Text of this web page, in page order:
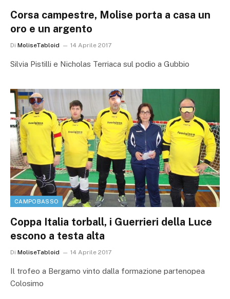
Corsa campestre, Molise porta a casa un
oro e un argento
Di MoliseTabloid 14 Aprile 2017
Silvia Pistilli e Nicholas Terriaca sul podio a Gubbio
CAMPOBASSO
Coppa Italia torball, i Guerrieri della Luce
escono a testa alta
Di MoliseTabloid 14 Aprile 2017
Il trofeo a Bergamo vinto dalla formazione partenopea
Colosimo